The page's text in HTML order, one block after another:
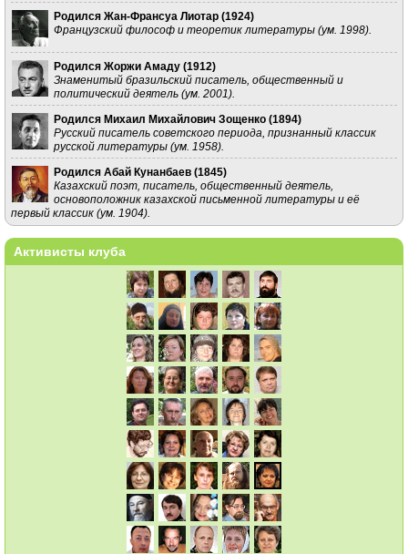
Родился Жан-Франсуа Лиотар (1924)
Французский философ и теоретик литературы (ум. 1998).
Родился Жоржи Амаду (1912)
Знаменитый бразильский писатель, общественный и
политический деятель (ум. 2001).
Родился Михаил Михайлович Зощенко (1894)
Русский писатель советского периода, признанный классик
русской литературы (ум. 1958).
Родился Абай Кунанбаев (1845)
Казахский поэт, писатель, общественный деятель,
основоположник казахской письменной литературы и её
первый классик (ум. 1904).
Активисты клуба